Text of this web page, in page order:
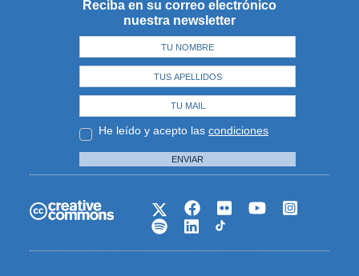
Reciba en su correo electrónico
nuestra newsletter
He leído y acepto las condiciones
ENVIAR